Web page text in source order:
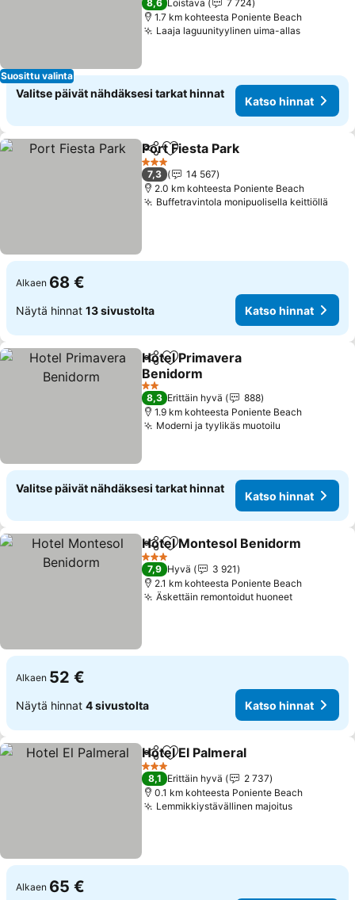
Suosittu valinta
8,6 Loistava
7 724
1.7 km kohteesta Poniente Beach
Laaja laguunityylinen uima-allas
Valitse päivät nähdäksesi tarkat hinnat
Katso hinnat
Jaa Lisää suosikkeihin
Port Fiesta Park
3 Tähtiluokitus
7,3
14 567
2.0 km kohteesta Poniente Beach
Buffetravintola monipuolisella keittiöllä
Alkaen 68 €
Näytä hinnat 13 sivustolta Katso hinnat
Jaa Lisää suosikkeihin
Hotel Primavera
Benidorm
2 Tähtiluokitus
8,3 Erittäin hyvä
888
1.9 km kohteesta Poniente Beach
Moderni ja tyylikäs muotoilu
Valitse päivät nähdäksesi tarkat hinnat
Katso hinnat
Jaa Lisää suosikkeihin
Hotel Montesol Benidorm
3 Tähtiluokitus
7,9 Hyvä
3 921
2.1 km kohteesta Poniente Beach
Äskettäin remontoidut huoneet
Alkaen 52 €
Näytä hinnat 4 sivustolta Katso hinnat
Jaa Lisää suosikkeihin
Hotel El Palmeral
3 Tähtiluokitus
8,1 Erittäin hyvä
2 737
0.1 km kohteesta Poniente Beach
Lemmikkiystävällinen majoitus
Alkaen 65 €